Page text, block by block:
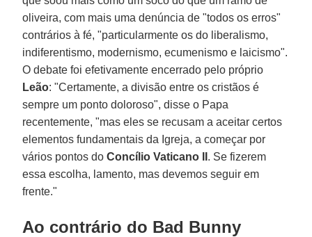
oliveira, com mais uma denúncia de "todos os erros"
contrários à fé, "particularmente os do liberalismo,
indiferentismo, modernismo, ecumenismo e laicismo".
O debate foi efetivamente encerrado pelo próprio
Leão: "Certamente, a divisão entre os cristãos é
sempre um ponto doloroso", disse o Papa
recentemente, "mas eles se recusam a aceitar certos
elementos fundamentais da Igreja, a começar por
vários pontos doConcílio Vaticano II . Se fizerem
essa escolha, lamento, mas devemos seguir em
frente."
Ao contrário do Bad Bunny